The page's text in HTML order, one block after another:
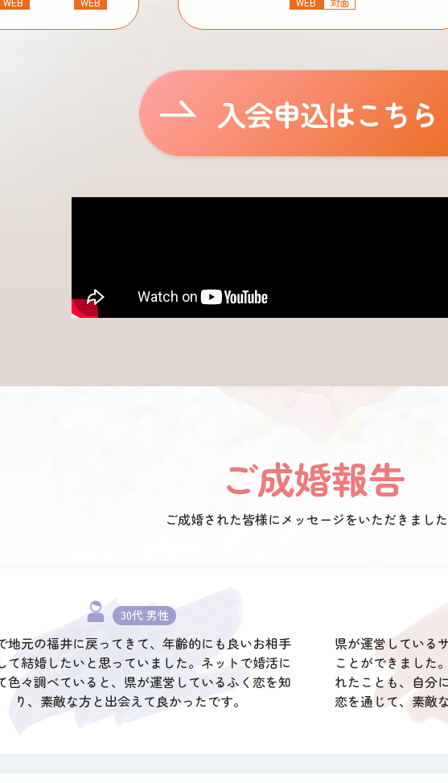
入会申込はこちら
ご成婚報告
ご成婚された皆様にメッセージをいただきました
30代 男性
地元の福井に戻ってきて、年齢的にも良いお相手
て結婚したいと思っていました。ネットで婚活に
色々調べていると、県が運営しているふく恋を知
り、素敵な方と出会えて良かったです。
県が運営している
ことができました
れたことも、自分
恋を通じて、素敵